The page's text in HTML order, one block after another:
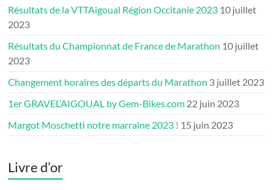
Résultats de la VTTAigoual Région Occitanie 2023 10 juillet
2023
Résultats du Championnat de France de Marathon 10 juillet
2023
Changement horaires des départs du Marathon 3 juillet 2023
1er GRAVEL’AIGOUAL by Gem-Bikes.com 22 juin 2023
Margot Moschetti notre marraine 2023 ! 15 juin 2023
Livre d’or